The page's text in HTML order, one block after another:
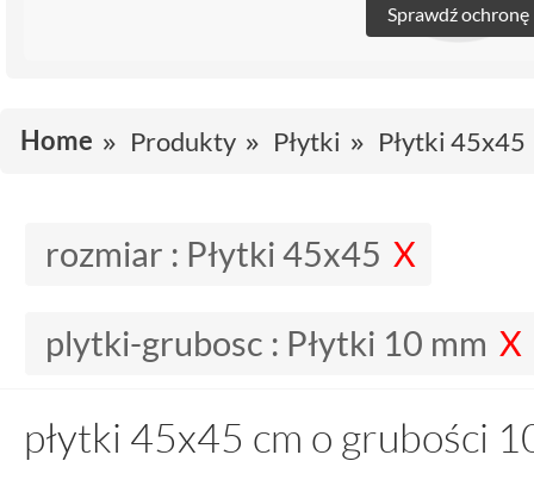
Sprawdź ochronę
Home Produkty Płytki Płytki 45x45
rozmiar : Płytki 45x45
plytki-grubosc : Płytki 10 mm
płytki 45x45 cm o grubości